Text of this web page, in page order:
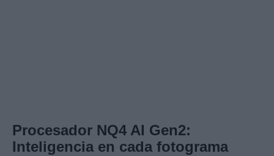
Procesador NQ4 AI Gen2:
Inteligencia en cada fotograma